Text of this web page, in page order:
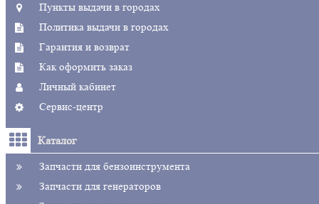
Пункты выдачи в городах
Политика выдачи в городах
Гарантия и возврат
Как оформить заказ
Личный кабинет
Сервис-центр
Каталог
Запчасти для бензоинструмента
Запчасти для генераторов